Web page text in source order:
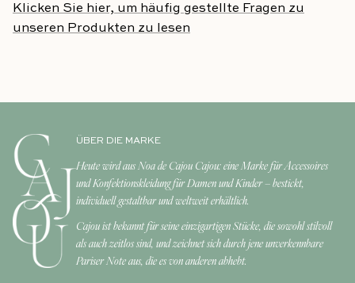
Klicken Sie hier, um häufig gestellte Fragen zu
unseren Produkten zu lesen
ÜBER DIE MARKE
Heute wird aus Noa de Cajou Cajou: eine Marke für Accessoires
und Konfektionskleidung für Damen und Kinder – bestickt,
individuell gestaltbar und weltweit erhältlich.
Cajou ist bekannt für seine einzigartigen Stücke, die sowohl stilvoll
als auch zeitlos sind, und zeichnet sich durch jene unverkennbare
Pariser Note aus, die es von anderen abhebt.